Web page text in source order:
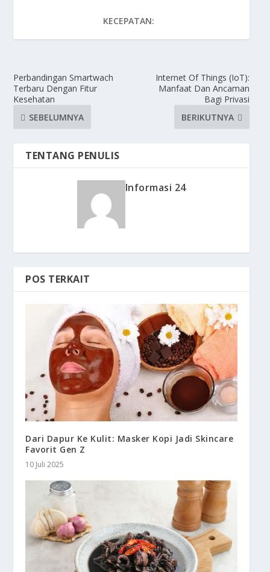
KECEPATAN:
Perbandingan Smartwach
Terbaru Dengan Fitur
Kesehatan
SEBELUMNYA
Internet Of Things (IoT):
Manfaat Dan Ancaman
Bagi Privasi
BERIKUTNYA
TENTANG PENULIS
Informasi 24
POS TERKAIT
Dari Dapur Ke Kulit: Masker Kopi Jadi Skincare
Favorit Gen Z
10 Juli 2025